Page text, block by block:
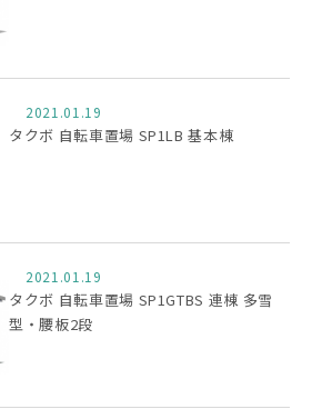
2021.01.19
タクボ 自転車置場 SP1LB 基本棟
2021.01.19
タクボ 自転車置場 SP1GTBS 連棟 多雪
型・腰板2段